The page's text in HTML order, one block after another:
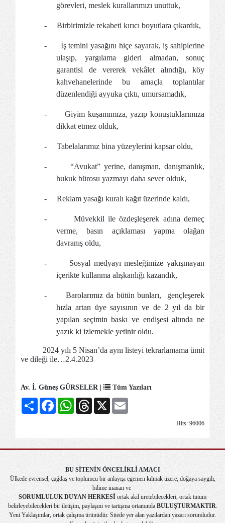
görevleri, meslek kurallarımızı unuttuk,
- Birbirimizle rekabeti kırıcı boyutlara çıkardık,
-
İş temini yasağını hiçe sayarak, iş sahiplerine
ulaşıp, yargılama gideri almadan, sonuç
garantisi de vererek vekâlet alındığı, köy
kahvehanelerinde bu amaçla toplantılar
düzenlendiği ayyuka çıktı, umursamadık,
-
Giyim kuşamımıza, yazıp konuştuklarımıza
dikkat etmez olduk,
- Tabelalarımız bina yüzeylerini kapsar oldu,
-
“Avukat” yerine, danışman, danışmanlık,
hukuk bürosu yazmayı daha sever olduk,
- Reklam yasağı kuralı kağıt üzerinde kaldı,
-
Müvekkil ile özdeşleşerek adına demeç
verme, basın açıklaması yapma olağan
davranış oldu,
-
Sosyal medyayı mesleğimize yakışmayan
içerikte kullanma alışkanlığı kazandık,
- Barolarımız da bütün bunları,
gençleşerek
hızla artan üye sayısının ve de 2 yıl da bir
yapılan seçimin baskı ve endişesi altında ne
yazık ki izlemekle yetinir oldu.
2024 yılı 5 Nisan’da aynı listeyi tekrarlamama ümit
ve dileği ile…2.4.2023
Av. İ. Güneş GÜRSELER | Tüm Yazıları
Share FacebookWhatsAppThreads
X
Hits: 96006
BU SİTENİN ÖNCELİKLİ AMACI
Ülkede evrensel, çağdaş ve toplumcu bir anlayışı egemen kılmak üzere, doğaya saygılı,
bilime inanan ve
SORUMLULUK DUYAN HERKESİ ortak akıl üretebilecekleri, ortak tutum
belirleyebilecekleri bir iletişim, paylaşım ve tartışma ortamında BULUŞTURMAKTIR.
Yeni Yaklaşımlar, ortak çalışma ürünüdür. Sitede yer alan yazılardan yazarı sorumludur.